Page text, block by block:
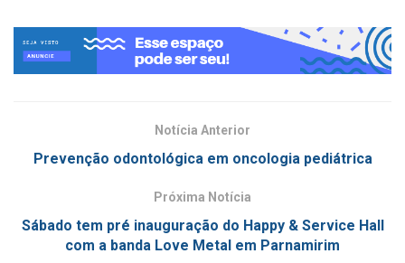
Notícia Anterior
Prevenção odontológica em oncologia pediátrica
Próxima Notícia
Sábado tem pré inauguração do Happy & Service Hall
com a banda Love Metal em Parnamirim